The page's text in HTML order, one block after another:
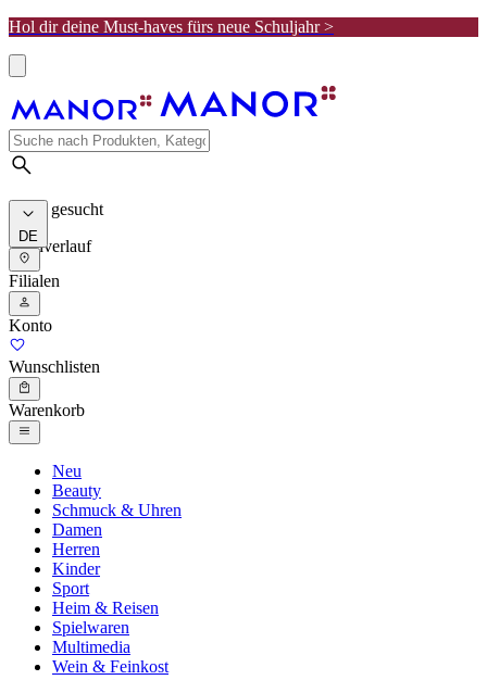
Hol dir deine Must-haves fürs neue Schuljahr >
Meist gesucht
Suchverlauf
DE
Filialen
Konto
Wunschlisten
Warenkorb
Neu
Beauty
Schmuck & Uhren
Damen
Herren
Kinder
Sport
Heim & Reisen
Spielwaren
Multimedia
Wein & Feinkost